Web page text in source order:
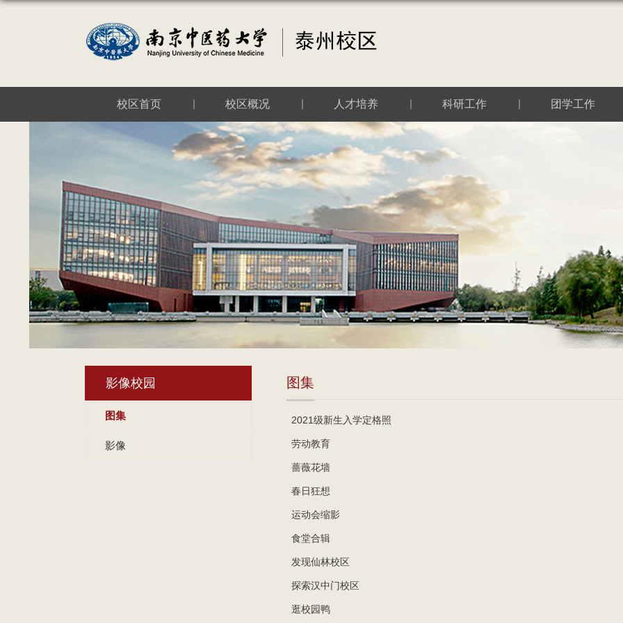
校区首页 校区概况 人才培养 科研工作 团学工作
影像校园
图集
影像
图集
2021级新生入学定格照
劳动教育
蔷薇花墙
春日狂想
运动会缩影
食堂合辑
发现仙林校区
探索汉中门校区
逛校园鸭